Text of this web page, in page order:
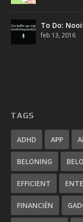
To Do:
feb 13, 2016
TAGS
ADHD APP
BELONING
EFFICIENT
FINANCIËN